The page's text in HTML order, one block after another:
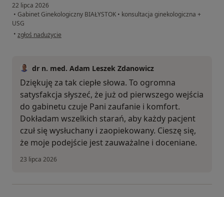
22 lipca 2026
• Gabinet Ginekologiczny BIAŁYSTOK • konsultacja ginekologiczna +
USG
• w opinii użytkownika Paulina
zgłoś nadużycie
dr n. med. Adam Leszek Zdanowicz
Dziękuję za tak ciepłe słowa. To ogromna
satysfakcja słyszeć, że już od pierwszego wejścia
do gabinetu czuje Pani zaufanie i komfort.
Dokładam wszelkich starań, aby każdy pacjent
czuł się wysłuchany i zaopiekowany. Cieszę się,
że moje podejście jest zauważalne i doceniane.
23 lipca 2026